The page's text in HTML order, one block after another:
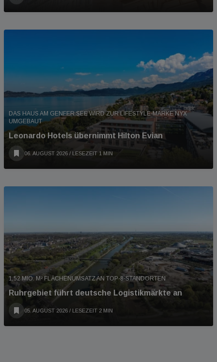
DAS HAUS AM GENFER SEE WIRD ZUR LIFESTYLE-MARKE NYX
UMGEBAUT
Leonardo Hotels übernimmt Hilton Evian
06. AUGUST 2026 / LESEZEIT 1 MIN
1,52 MIO. M² FLÄCHENUMSATZ AN TOP-8-STANDORTEN
Ruhrgebiet führt deutsche Logistikmärkte an
05. AUGUST 2026 / LESEZEIT 2 MIN